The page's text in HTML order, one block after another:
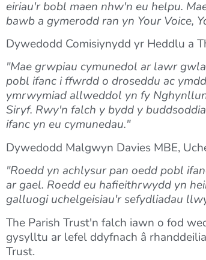
eiriau'r bobl maen nhw'n eu helpu.
bawb a gymerodd ran yn Your Voice,
Dywedodd Comisiynydd yr Heddlu a
"Mae grwpiau cymunedol ar lawr
pobl ifanc i ffwrdd o droseddu ac
ymrwymiad allweddol yn fy
Siryf. Rwy'n falch y bydd y
ifanc yn eu cymunedau."
Dywedodd Malgwyn Davies MBE,
"Roedd yn achlysur pan oedd pobl
ar gael. Roedd eu hafieithrwydd yn
galluogi uchelgeisiau'r sefydliadau
The Parish Trust'n falch iawn o fod
gysylltu ar lefel ddyfnach â
Trust.